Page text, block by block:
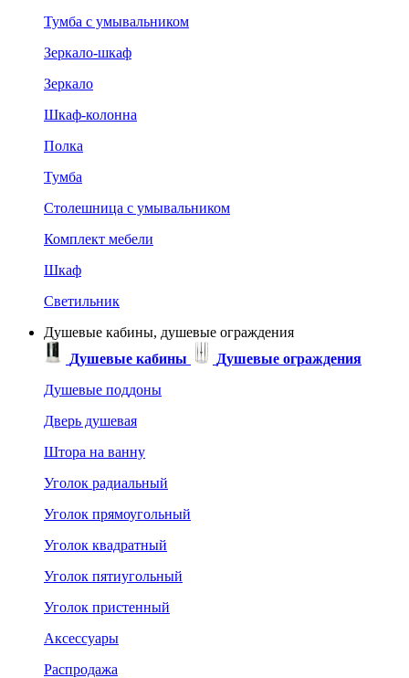
Тумба с умывальником
Зеркало-шкаф
Зеркало
Шкаф-колонна
Полка
Тумба
Столешница с умывальником
Комплект мебели
Шкаф
Светильник
Душевые кабины, душевые ограждения
Душевые кабины
Душевые ограждения
Душевые поддоны
Дверь душевая
Штора на ванну
Уголок радиальный
Уголок прямоугольный
Уголок квадратный
Уголок пятиугольный
Уголок пристенный
Аксессуары
Распродажа